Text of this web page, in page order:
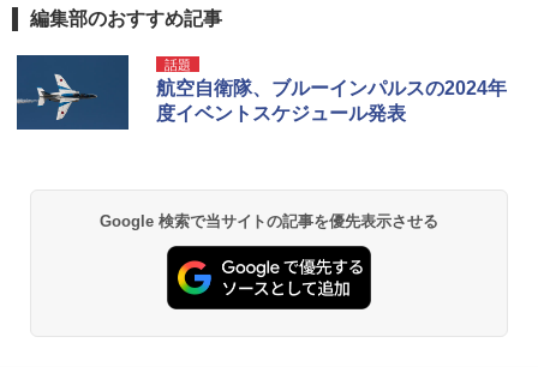
編集部のおすすめ記事
話題
航空自衛隊、ブルーインパルスの2024年
度イベントスケジュール発表
Google 検索で当サイトの記事を優先表示させる